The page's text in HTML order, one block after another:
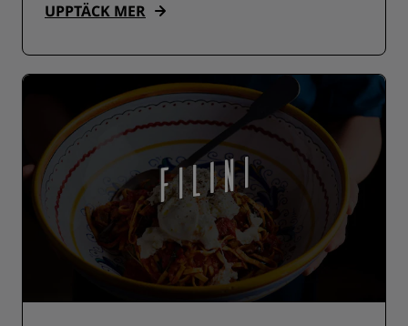
UPPTÄCK MER